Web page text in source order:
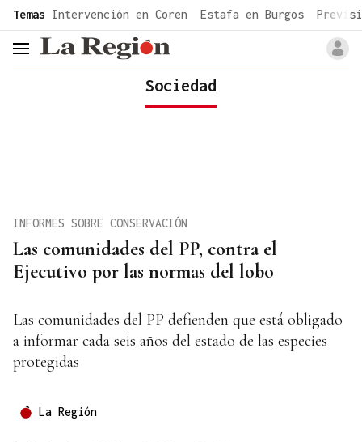
common.go-to-content
Temas Intervención en Coren Estafa en Burgos
header.menu.open
Sociedad
Las comunidades del PP, contra el
Ejecutivo por las normas del lobo
INFORMES SOBRE CONSERVACIÓN
Las comunidades del PP defienden que está obligado
a informar cada seis años del estado de las especies
protegidas
La Región